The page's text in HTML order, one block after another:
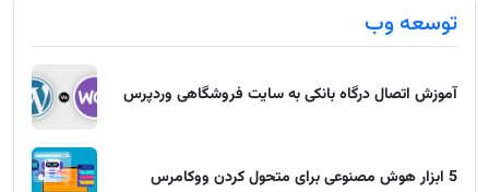
توسعه وب
آموزش اتصال درگاه بانکی به سایت فروشگاهی وردپرس
5 ابزار هوش مصنوعی برای متحول کردن ووکامرس